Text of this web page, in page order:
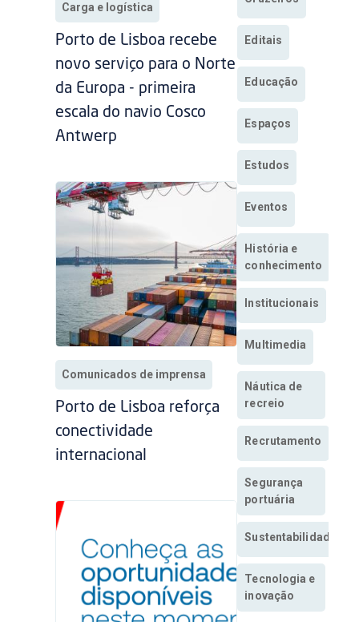
Carga e logística
Porto de Lisboa recebe
novo serviço para o Norte
da Europa - primeira
escala do navio Cosco
Antwerp
Comunicados de imprensa
Porto de Lisboa reforça
conectividade
internacional
Editais
Educação
Espaços
Estudos
Eventos
História e
conhecimento
Institucionais
Multimedia
Náutica de
recreio
Recrutamento
Segurança
portuária
Sustentabilidade
Tecnologia e
inovação